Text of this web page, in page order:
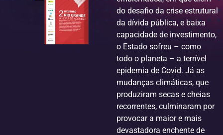
do desafio da crise estrutural
da dívida pública, e baixa
capacidade de investimento,
o Estado sofreu – como
todo o planeta – a terrível
epidemia de Covid. Já as
mudanças climáticas, que
produziram secas e cheias
recorrentes, culminaram por
provocar a maior e mais
devastadora enchente de